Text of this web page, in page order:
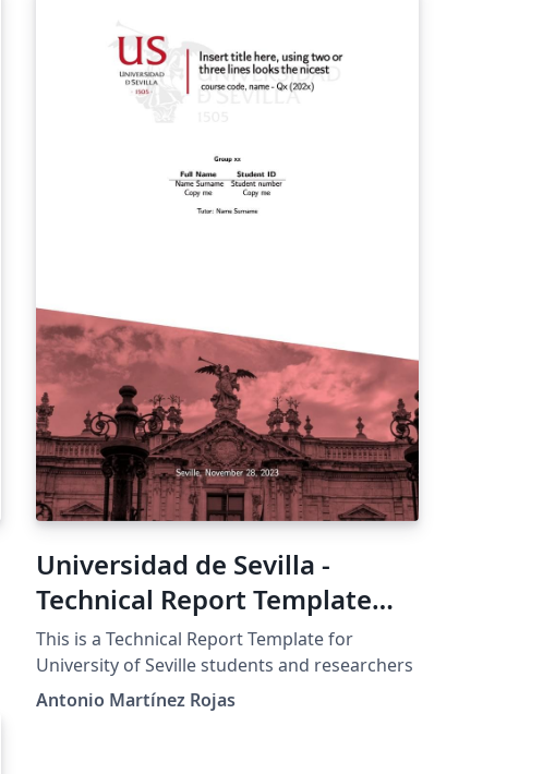
Universidad de Sevilla -
Technical Report Template
v1.0
This is a Technical Report Template for
University of Seville students and researchers
Antonio Martínez Rojas